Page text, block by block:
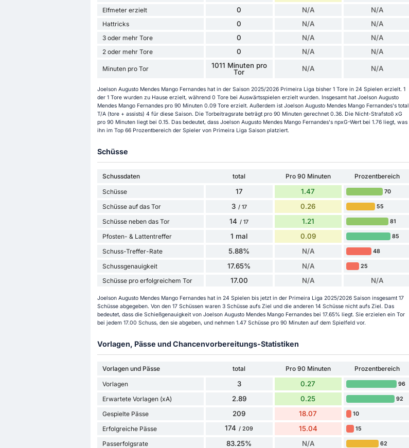
Elfmeter erzielt 0 N/A N/A
Hattricks 0 N/A N/A
3 oder mehr Tore 0 N/A N/A
2 oder mehr Tore 0 N/A N/A
Minuten pro Tor
1011 Minuten pro
Tor
N/A N/A
Joelson Augusto Mendes Mango Fernandes hat in der Saison 2025/2026 Primeira Liga bisher 1 Tore in 24 Spielen erzielt. 1
der 1 Tore wurden zu Hause erzielt, während 0 Tore bei Auswärtsspielen erzielt wurden. Insgesamt hat Joelson Augusto
Mendes Mango Fernandes pro 90 Minuten 0.09 Tore erzielt. Außerdem ist Joelson Augusto Mendes Mango Fernandes's total
T/A (tore + assists) 4 für diese Saison. Die Torbeitragsrate beträgt pro 90 Minuten gerechnet 0.36. Die Nicht-Strafstoß xG
pro 90 Minuten liegt bei 0.15. Das bedeutet, dass Joelson Augusto Mendes Mango Fernandes's npxG-Wert bei 1.76 liegt, was
ihn im Top 66 Prozentbereich der Spieler von Primeira Liga Saison platziert.
Schüsse
Schussdaten total Pro 90 Minuten
Prozentbereich
Schüsse
17 1.47 70
Schüsse auf das Tor 3 / 17 0.26 55
Schüsse neben das Tor 14 / 17 1.21 81
Pfosten- & Lattentreffer 1 mal 0.09 85
Schuss-Treffer-Rate 5.88% N/A 48
Schussgenauigkeit 17.65% N/A 25
Schüsse pro erfolgreichem Tor 17.00 N/A N/A
Joelson Augusto Mendes Mango Fernandes hat in 24 Spielen bis jetzt in der Primeira Liga 2025/2026 Saison insgesamt 17
Schüsse abgegeben. Von den 17 Schüssen waren 3 Schüsse aufs Ziel und die anderen 14 Schüsse nicht aufs Ziel. Das
bedeutet, dass die Schießgenauigkeit von Joelson Augusto Mendes Mango Fernandes bei 17.65% liegt. Sie erzielen ein Tor
bei jedem 17.00 Schuss, den sie abgeben, und nehmen 1.47 Schüsse pro 90 Minuten auf dem Spielfeld vor.
Vorlagen, Pässe und Chancenvorbereitungs-Statistiken
Vorlagen und Pässe total Pro 90 Minuten
Prozentbereich
Vorlagen
3 0.27 96
Erwartete Vorlagen (xA) 2.89 0.25 92
Gespielte Pässe 209 18.07 10
Erfolgreiche Pässe 174 / 209 15.04 15
Passerfolgsrate 83.25% N/A 62